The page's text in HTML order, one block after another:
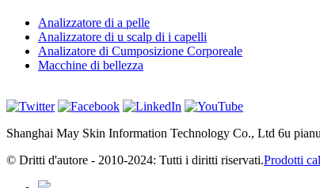
Analizzatore di a pelle
Analizzatore di u scalp di i capelli
Analizatore di Cumposizione Corporeale
Macchine di bellezza
Shanghai May Skin Information Technology Co., Ltd 6u
© Dritti d'autore - 2010-2024: Tutti i diritti riservati.Prodotti